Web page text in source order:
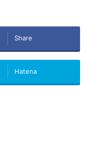
Share
Hatena